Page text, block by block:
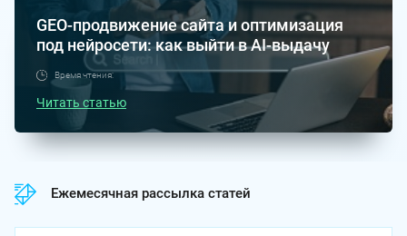
GEO-продвижение сайта и оптимизация
под нейросети: как выйти в AI-выдачу
Время чтения:
Читать статью
Ежемесячная рассылка статей